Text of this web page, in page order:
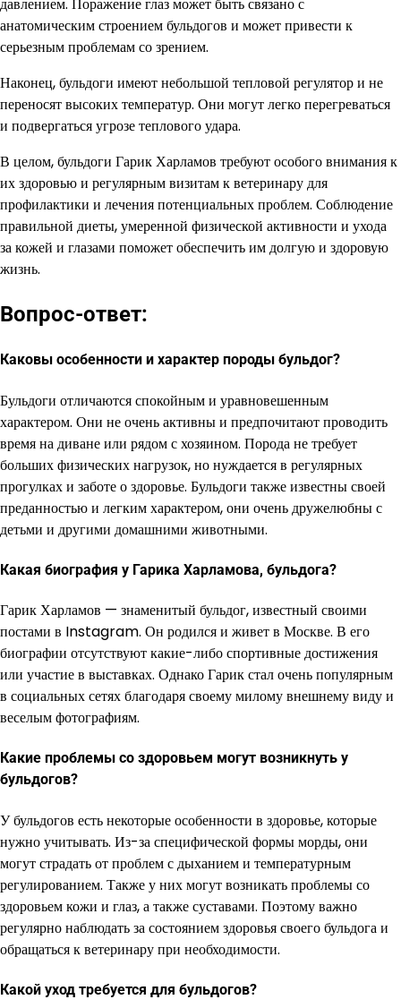
анатомическим строением бульдогов и может привести к
серьезным проблемам со зрением.
Наконец, бульдоги имеют небольшой тепловой регулятор и не
переносят высоких температур. Они могут легко перегреваться
и подвергаться угрозе теплового удара.
В целом, бульдоги Гарик Харламов требуют особого внимания к
их здоровью и регулярным визитам к ветеринару для
профилактики и лечения потенциальных проблем. Соблюдение
правильной диеты, умеренной физической активности и ухода
за кожей и глазами поможет обеспечить им долгую и здоровую
жизнь.
Вопрос-ответ:
Каковы особенности и характер породы бульдог?
Бульдоги отличаются спокойным и уравновешенным
характером. Они не очень активны и предпочитают проводить
время на диване или рядом с хозяином. Порода не требует
больших физических нагрузок, но нуждается в регулярных
прогулках и заботе о здоровье. Бульдоги также известны своей
преданностью и легким характером, они очень дружелюбны с
детьми и другими домашними животными.
Какая биография у Гарика Харламова, бульдога?
Гарик Харламов — знаменитый бульдог, известный своими
постами в Instagram. Он родился и живет в Москве. В его
биографии отсутствуют какие-либо спортивные достижения
или участие в выставках. Однако Гарик стал очень популярным
в социальных сетях благодаря своему милому внешнему виду и
веселым фотографиям.
Какие проблемы со здоровьем могут возникнуть у
бульдогов?
У бульдогов есть некоторые особенности в здоровье, которые
нужно учитывать. Из-за специфической формы морды, они
могут страдать от проблем с дыханием и температурным
регулированием. Также у них могут возникать проблемы со
здоровьем кожи и глаз, а также суставами. Поэтому важно
регулярно наблюдать за состоянием здоровья своего бульдога и
обращаться к ветеринару при необходимости.
Какой уход требуется для бульдогов?